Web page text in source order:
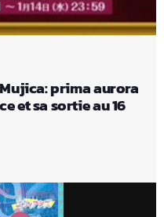
prima aurora
et sa sortie au 16